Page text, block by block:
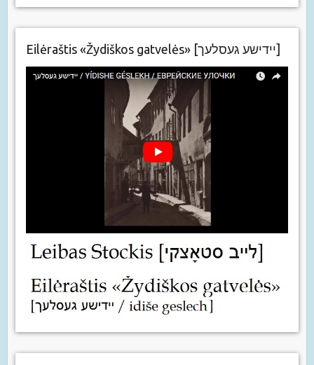
Eilėraštis «Žydiškos gatvelės» [יידישע געסלעך]